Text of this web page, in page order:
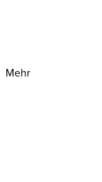
Mehr